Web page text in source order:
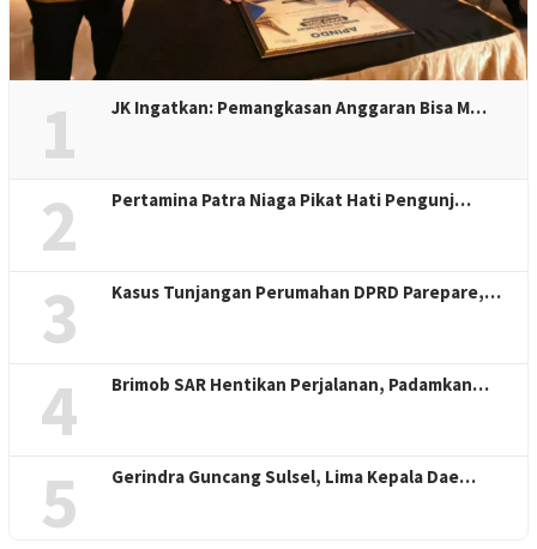
1 JK Ingatkan: Pemangkasan Anggaran Bisa M…
2 Pertamina Patra Niaga Pikat Hati Pengunj…
3 Kasus Tunjangan Perumahan DPRD Parepare,…
4 Brimob SAR Hentikan Perjalanan, Padamkan…
5 Gerindra Guncang Sulsel, Lima Kepala Dae…